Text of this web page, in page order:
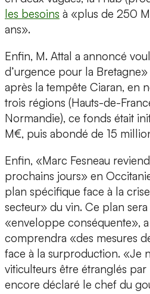
les besoins à «plus de 250
ans».
Enfin, M. Attal a annoncé
d’urgence pour la
après la tempête Ciaran, en
trois régions (Hauts-de-
Normandie), ce fonds était
M€, puis abondé de 15
Enfin, «Marc Fesneau
prochains jours» en
plan spécifique face à la
secteur» du vin. Ce plan sera
«enveloppe conséquente»,
comprendra «des mesures
face à la surproduction. «Je
viticulteurs être étranglés par
encore déclaré le chef du